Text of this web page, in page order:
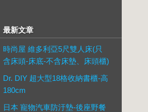
最新文章
時尚屋 維多利亞5尺雙人床(只
含床頭-床底-不含床墊、床頭櫃)
Dr. DIY 超大型18格收納書櫃-高
180cm
日本 寵物汽車防汙墊-後座野餐